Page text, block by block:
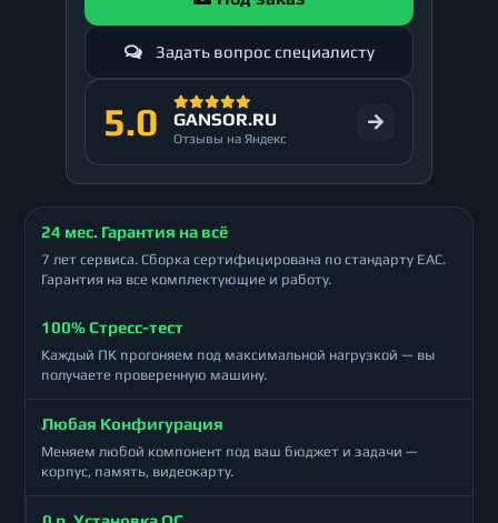
Задать вопрос специалисту
5.0 GANSOR.RU
Отзывы на Яндекс
24 мес. Гарантия на всё
7 лет сервиса. Сборка сертифицирована по стандарту ЕАС.
Гарантия на все комплектующие и работу.
100% Стресс-тест
Каждый ПК прогоняем под максимальной нагрузкой — вы
получаете проверенную машину.
Любая Конфигурация
Меняем любой компонент под ваш бюджет и задачи —
корпус, память, видеокарту.